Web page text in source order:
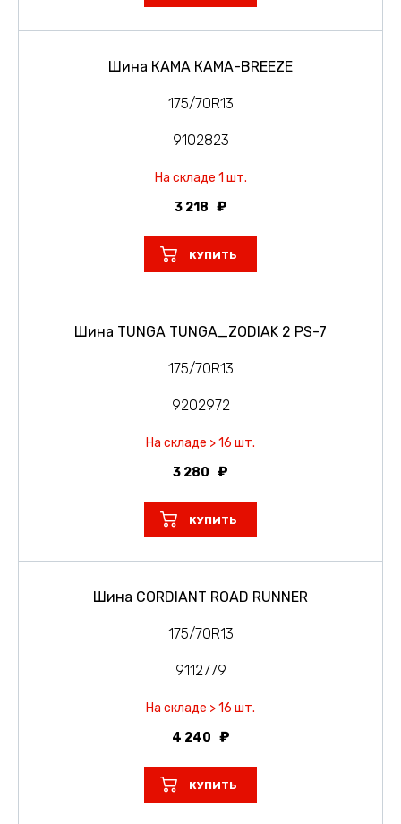
Шина КАМА КАМА-BREEZE
175/70R13
9102823
На складе 1 шт.
3 218
КУПИТЬ
Шина TUNGA TUNGA_ZODIAK 2 PS-7
175/70R13
9202972
На складе > 16 шт.
3 280
КУПИТЬ
Шина CORDIANT ROAD RUNNER
175/70R13
9112779
На складе > 16 шт.
4 240
КУПИТЬ